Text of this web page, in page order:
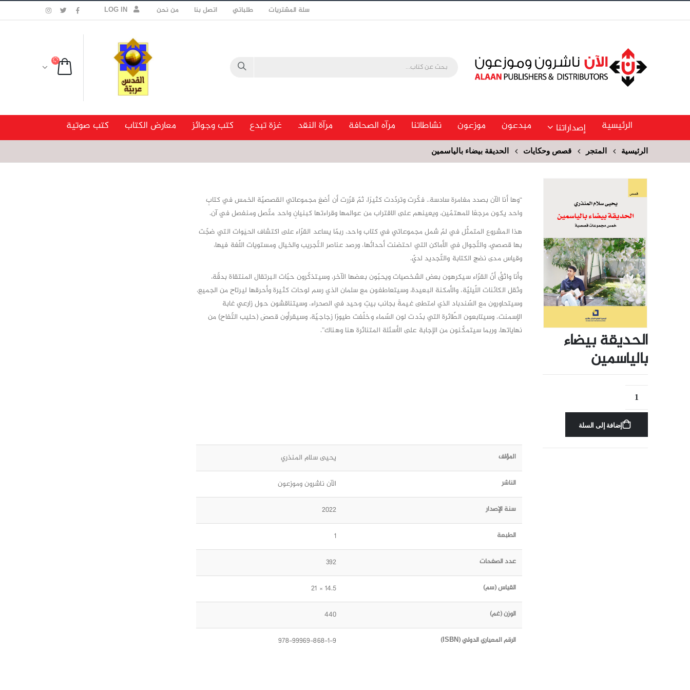
سلة المشتريات طلباتي اتصل بنا من نحن LOG IN
الرئيسية إصداراتنا مبدعون موزعون نشاطاتنا مرآه الصحافة مرآة النقد غزة تبدع كتب وجوائز معارض الكتاب كتب صوتية
الرئيسية المتجر قصص وحكايات الحديقة بيضاء بالياسمين
الحديقة بيضاء
بالياسمين
إضافة إلى السلة
“وها أنا الآن بصدد مغامرة سادسة.. فكّرت وتردّدت كثيرًا، ثمّ قرّرت أن أضعَ مجموعاتي القصصيّة الخمس في كتابٍ
واحد يكون مرجعًا للمهتمّين، ويعينهم على الاقتراب من عوالمها وقراءتها كبنيانٍ واحد متّصل ومنفصل في آن.
هذا المشروع المتمثّل في لمّ شمل مجموعاتي في كتاب واحد، ربمّا يساعد القرّاء على اكتشاف الحيَوات التي ضجّت
بها قصصي، والتّجوال في الأماكن التي احتضنت أحداثَها، ورصد عناصر التّجريب والخيال ومستويات اللّغة فيها،
وقياس مدى نضج الكتابة والتّجديد لديّ.
وأنا واثقٌ أنّ القرّاء سيكرهون بعض الشخصيات ويحبّون بعضها الآخر، وسيتذكّرون حبّات البرتقال المنتقاة بدقّة،
وثقل الكائنات اللّيليّة، والأمكنة البعيدة، وسيتعاطفون مع سلمان الذي رسم لوحات كثيرة وأحرقها ليرتاح من الجميع،
وسيتحاورون مع السّندباد الذي امتطى غيمةً بجانب بيتٍ وحيد في الصحراء، وسيتناقشون حول زارعي غابة
الإسمنت، وسيتابعون الطّائرة التي بدّدت لون السّماء وخلّفت طيورًا زجاجيّة، وسيقرأون قصصَ (حليب التّفاح) من
نهاياتها، وربما سيتمكّنون من الإجابة على الأسئلة المتناثرة هنا وهناك”.
المؤلف يحيى سلام المنذري
الناشر الآن ناشرون وموزعون
سنة الإصدار 2022
الطبعة 1
عدد الصفحات 392
القياس (سم) 14.5 × 21
الوزن (غم) 440
الرقم المعياري الدولي (ISBN) 978-99969-868-1-9